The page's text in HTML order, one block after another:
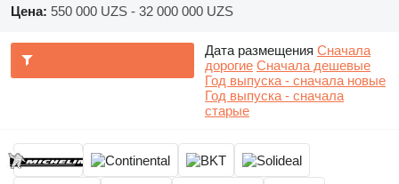
Цена: 550 000 UZS - 32 000 000 UZS
Дата размещения Сначала
дорогие Сначала дешевые
Год выпуска - сначала новые
Год выпуска - сначала
старые